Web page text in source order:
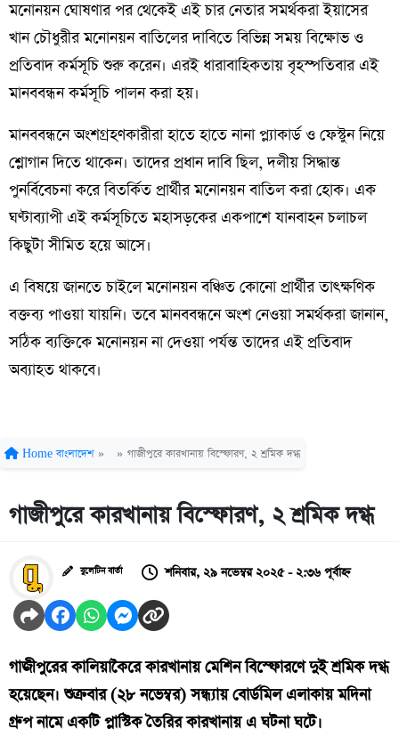
মনোনয়ন ঘোষণার পর থেকেই এই চার নেতার সমর্থকরা ইয়াসের
খান চৌধুরীর মনোনয়ন বাতিলের দাবিতে বিভিন্ন সময় বিক্ষোভ ও
প্রতিবাদ কর্মসূচি শুরু করেন। এরই ধারাবাহিকতায় বৃহস্পতিবার এই
মানববন্ধন কর্মসূচি পালন করা হয়।
মানববন্ধনে অংশগ্রহণকারীরা হাতে হাতে নানা প্ল্যাকার্ড ও ফেস্টুন নিয়ে
শ্লোগান দিতে থাকেন। তাদের প্রধান দাবি ছিল, দলীয় সিদ্ধান্ত
পুনর্বিবেচনা করে বিতর্কিত প্রার্থীর মনোনয়ন বাতিল করা হোক। এক
ঘণ্টাব্যাপী এই কর্মসূচিতে মহাসড়কের একপাশে যানবাহন চলাচল
কিছুটা সীমিত হয়ে আসে।
এ বিষয়ে জানতে চাইলে মনোনয়ন বঞ্চিত কোনো প্রার্থীর তাৎক্ষণিক
বক্তব্য পাওয়া যায়নি। তবে মানববন্ধনে অংশ নেওয়া সমর্থকরা জানান,
সঠিক ব্যক্তিকে মনোনয়ন না দেওয়া পর্যন্ত তাদের এই প্রতিবাদ
অব্যাহত থাকবে।
Home বাংলাদেশ » » গাজীপুরে কারখানায় বিস্ফোরণ, ২ শ্রমিক দগ্ধ
গাজীপুরে কারখানায় বিস্ফোরণ, ২ শ্রমিক দগ্ধ
বুলেটিন বার্তা শনিবার, ২৯ নভেম্বর ২০২৫ - ২:৩৬ পূর্বাহ্ন
গাজীপুরের কালিয়াকৈরে কারখানায় মেশিন বিস্ফোরণে দুই শ্রমিক দগ্ধ
হয়েছেন। শুক্রবার (২৮ নভেম্বর) সন্ধ্যায় বোর্ডমিল এলাকায় মদিনা
গ্রুপ নামে একটি প্লাস্টিক তৈরির কারখানায় এ ঘটনা ঘটে।